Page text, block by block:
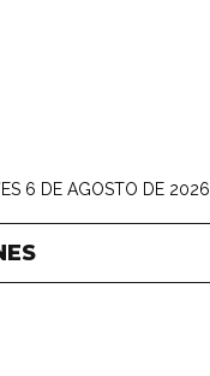
6 DE AGOSTO DE 2026